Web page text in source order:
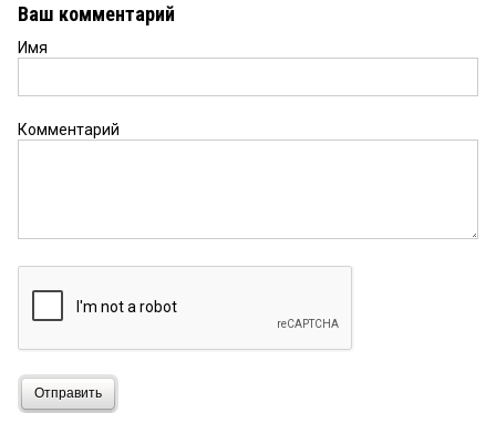
Ваш комментарий
Имя
Комментарий
Отправить